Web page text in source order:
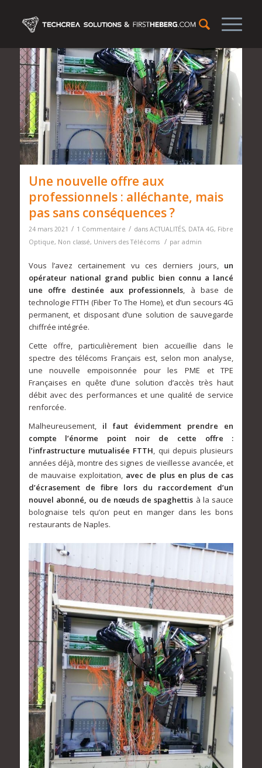
Une nouvelle offre aux
professionnels : alléchante, mais
pas sans conséquences ?
24 mars 2021 / 1 Commentaire / dans ACTUALITÉS, DATA 4G, Fibre
Optique, Non classé, Univers des Télécoms / par admin
Vous l’avez certainement vu ces derniers jours, un
opérateur national grand public bien connu a lancé
une offre destinée aux professionnels, à base de
technologie FTTH (Fiber To The Home), et d’un secours 4G
permanent, et disposant d’une solution de sauvegarde
chiffrée intégrée.
Cette offre, particulièrement bien accueillie dans le
spectre des télécoms Français est, selon mon analyse,
une nouvelle empoisonnée pour les PME et TPE
Françaises en quête d’une solution d’accès très haut
débit avec des performances et une qualité de service
renforcée.
Malheureusement, il faut évidemment prendre en
compte l’énorme point noir de cette offre :
l’infrastructure mutualisée FTTH, qui depuis plusieurs
années déjà, montre des signes de vieillesse avancée, et
de mauvaise exploitation, avec de plus en plus de cas
d’écrasement de fibre lors du raccordement d’un
nouvel abonné, ou de nœuds de spaghettis à la sauce
bolognaise tels qu’on peut en manger dans les bons
restaurants de Naples.